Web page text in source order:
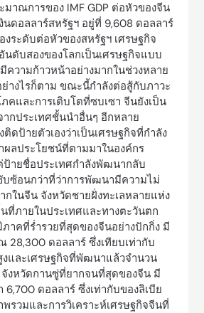
มาณการของ IMF GDP ต่อหัวของจีน
นดอลลาร์สหรัฐฯ อยู่ที่ 9,608 ดอลลาร์
งระดับต่อหัวของสหรัฐฯ เศรษฐกิจ
ดับสองของโลกเป็นเศรษฐกิจแบบ
วามก้าวหน้าอย่างมากในช่วงหลาย
างไรก็ตาม ขณะนี้กำลังต่อสู้กับภาวะ
คและการเติบโตที่ซบเซา จีนยังเป็น
กประเทศชั้นนำอื่นๆ อีกหลาย
ดป้ายตัวเองว่าเป็นเศรษฐกิจที่กำลัง
ลประโยชน์ที่ตามมาในองค์กร
ป้ายชื่อประเทศกำลังพัฒนากลับ
บซ้อนกว่าที่ว่าการพัฒนามีความไม่
กในจีน จังหวัดชายฝั่งทะเลหลายแห่ง
ที่ภายในประเทศและทางตะวันตก
าคที่ร่ำรวยที่สุดของจีนอย่างปักกิ่ง มี
28,300 ดอลลาร์ ซึ่งเทียบเท่ากับ
งและเศรษฐกิจที่พัฒนาแล้วจำนวน
จังหวัดกานซู่ที่ยากจนที่สุดของจีน มี
6,700 ดอลลาร์ ซึ่งเท่ากับของลิเบีย
รวมและการวิเคราะห์เศรษฐกิจจีนที่